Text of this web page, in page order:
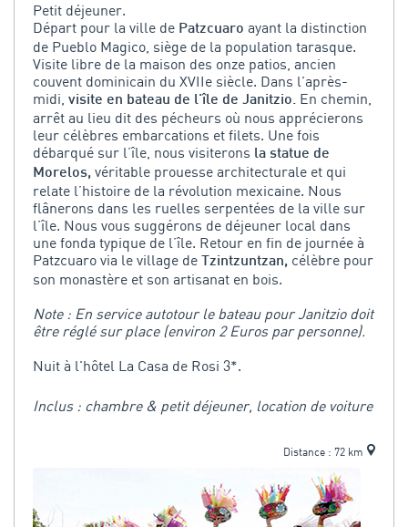
Petit déjeuner.
Départ pour la ville de Patzcuaro ayant la distinction
de Pueblo Magico, siège de la population tarasque.
Visite libre de la maison des onze patios, ancien
couvent dominicain du XVIIe siècle. Dans l'après-
midi, visite en bateau de l'île de Janitzio. En chemin,
arrêt au lieu dit des pécheurs où nous apprécierons
leur célèbres embarcations et filets. Une fois
débarqué sur l’île, nous visiterons la statue de
Morelos, véritable prouesse architecturale et qui
relate l’histoire de la révolution mexicaine. Nous
flânerons dans les ruelles serpentées de la ville sur
l’île. Nous vous suggérons de déjeuner local dans
une fonda typique de l’île. Retour en fin de journée à
Patzcuaro via le village de
Tzintzuntzan, célèbre pour
son monastère et son artisanat en bois.
Note : En service autotour le bateau pour Janitzio doit
être réglé sur place (environ 2 Euros par personne).
Nuit à l'hôtel La Casa de Rosi 3*.
Inclus : chambre & petit déjeuner, location de voiture
Distance : 72 km